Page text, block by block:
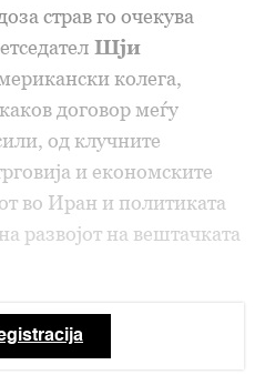
страв го очекува
Шји
колега,
договор меѓу
од клучните
и економските
во Иран и политиката
развојот на вештачката